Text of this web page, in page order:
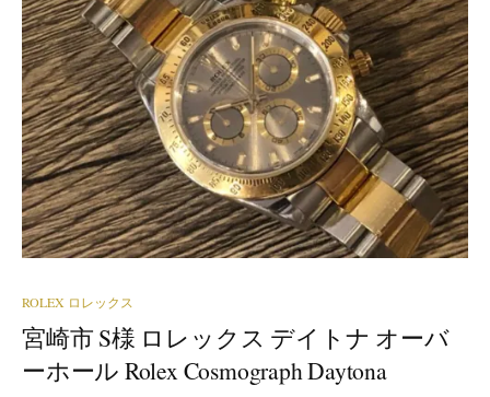
ROLEX ロレックス
宮崎市 S様 ロレックス デイトナ オーバ
ーホール Rolex Cosmograph Daytona